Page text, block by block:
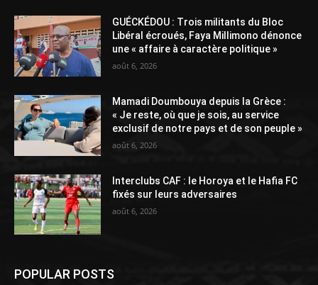
GUÉCKÉDOU : Trois militants du Bloc
Libéral écroués, Faya Millimono dénonce
une « affaire à caractère politique »
août 6, 2026
Mamadi Doumbouya depuis la Grèce :
« Je reste, où que je sois, au service
exclusif de notre pays et de son peuple »
août 6, 2026
Interclubs CAF : le Horoya et le Hafia FC
fixés sur leurs adversaires
août 6, 2026
POPULAR POSTS